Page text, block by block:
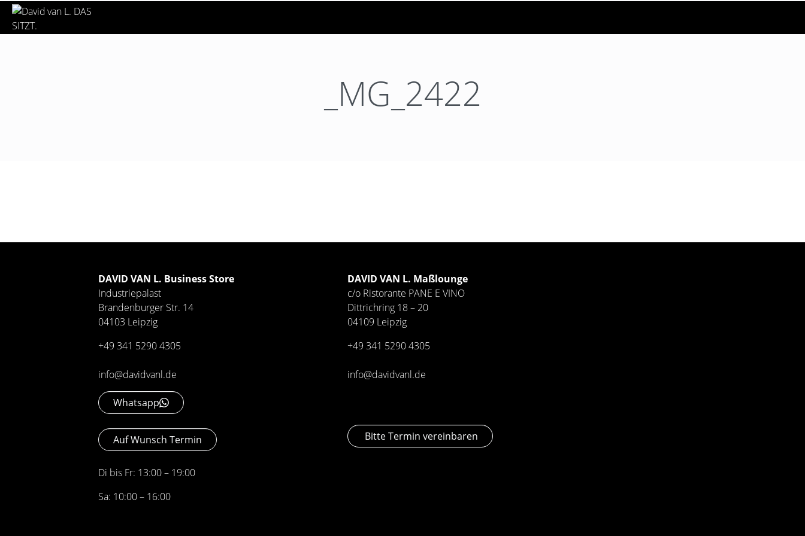
_MG_2422
DAVID VAN L. Business Store
Industriepalast
Brandenburger Str. 14
04103 Leipzig
+49 341 5290 4305
info@davidvanl.de
Whatsapp
Auf Wunsch Termin
Di bis Fr: 13:00 – 19:00
Sa: 10:00 – 16:00
DAVID VAN L. Maßlounge
c/o Ristorante PANE E VINO
Dittrichring 18 – 20
04109 Leipzig
+49 341 5290 4305
info@davidvanl.de
Bitte Termin vereinbaren